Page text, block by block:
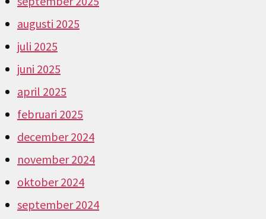
augusti 2025
juli 2025
juni 2025
april 2025
februari 2025
december 2024
november 2024
oktober 2024
september 2024